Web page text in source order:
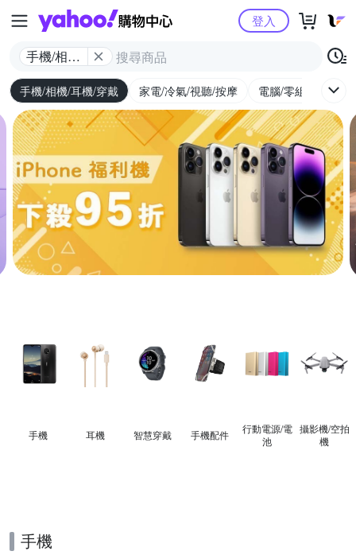
Yahoo購物中心
手機/相機/
耳機/穿戴
登入
手機/相機/耳機/穿戴 家電/冷氣/視聽/按摩 電腦/零組件/週邊/
手機 耳機 智慧穿戴 手機配件
行動電源/電
池
攝影機/空拍
機
手機